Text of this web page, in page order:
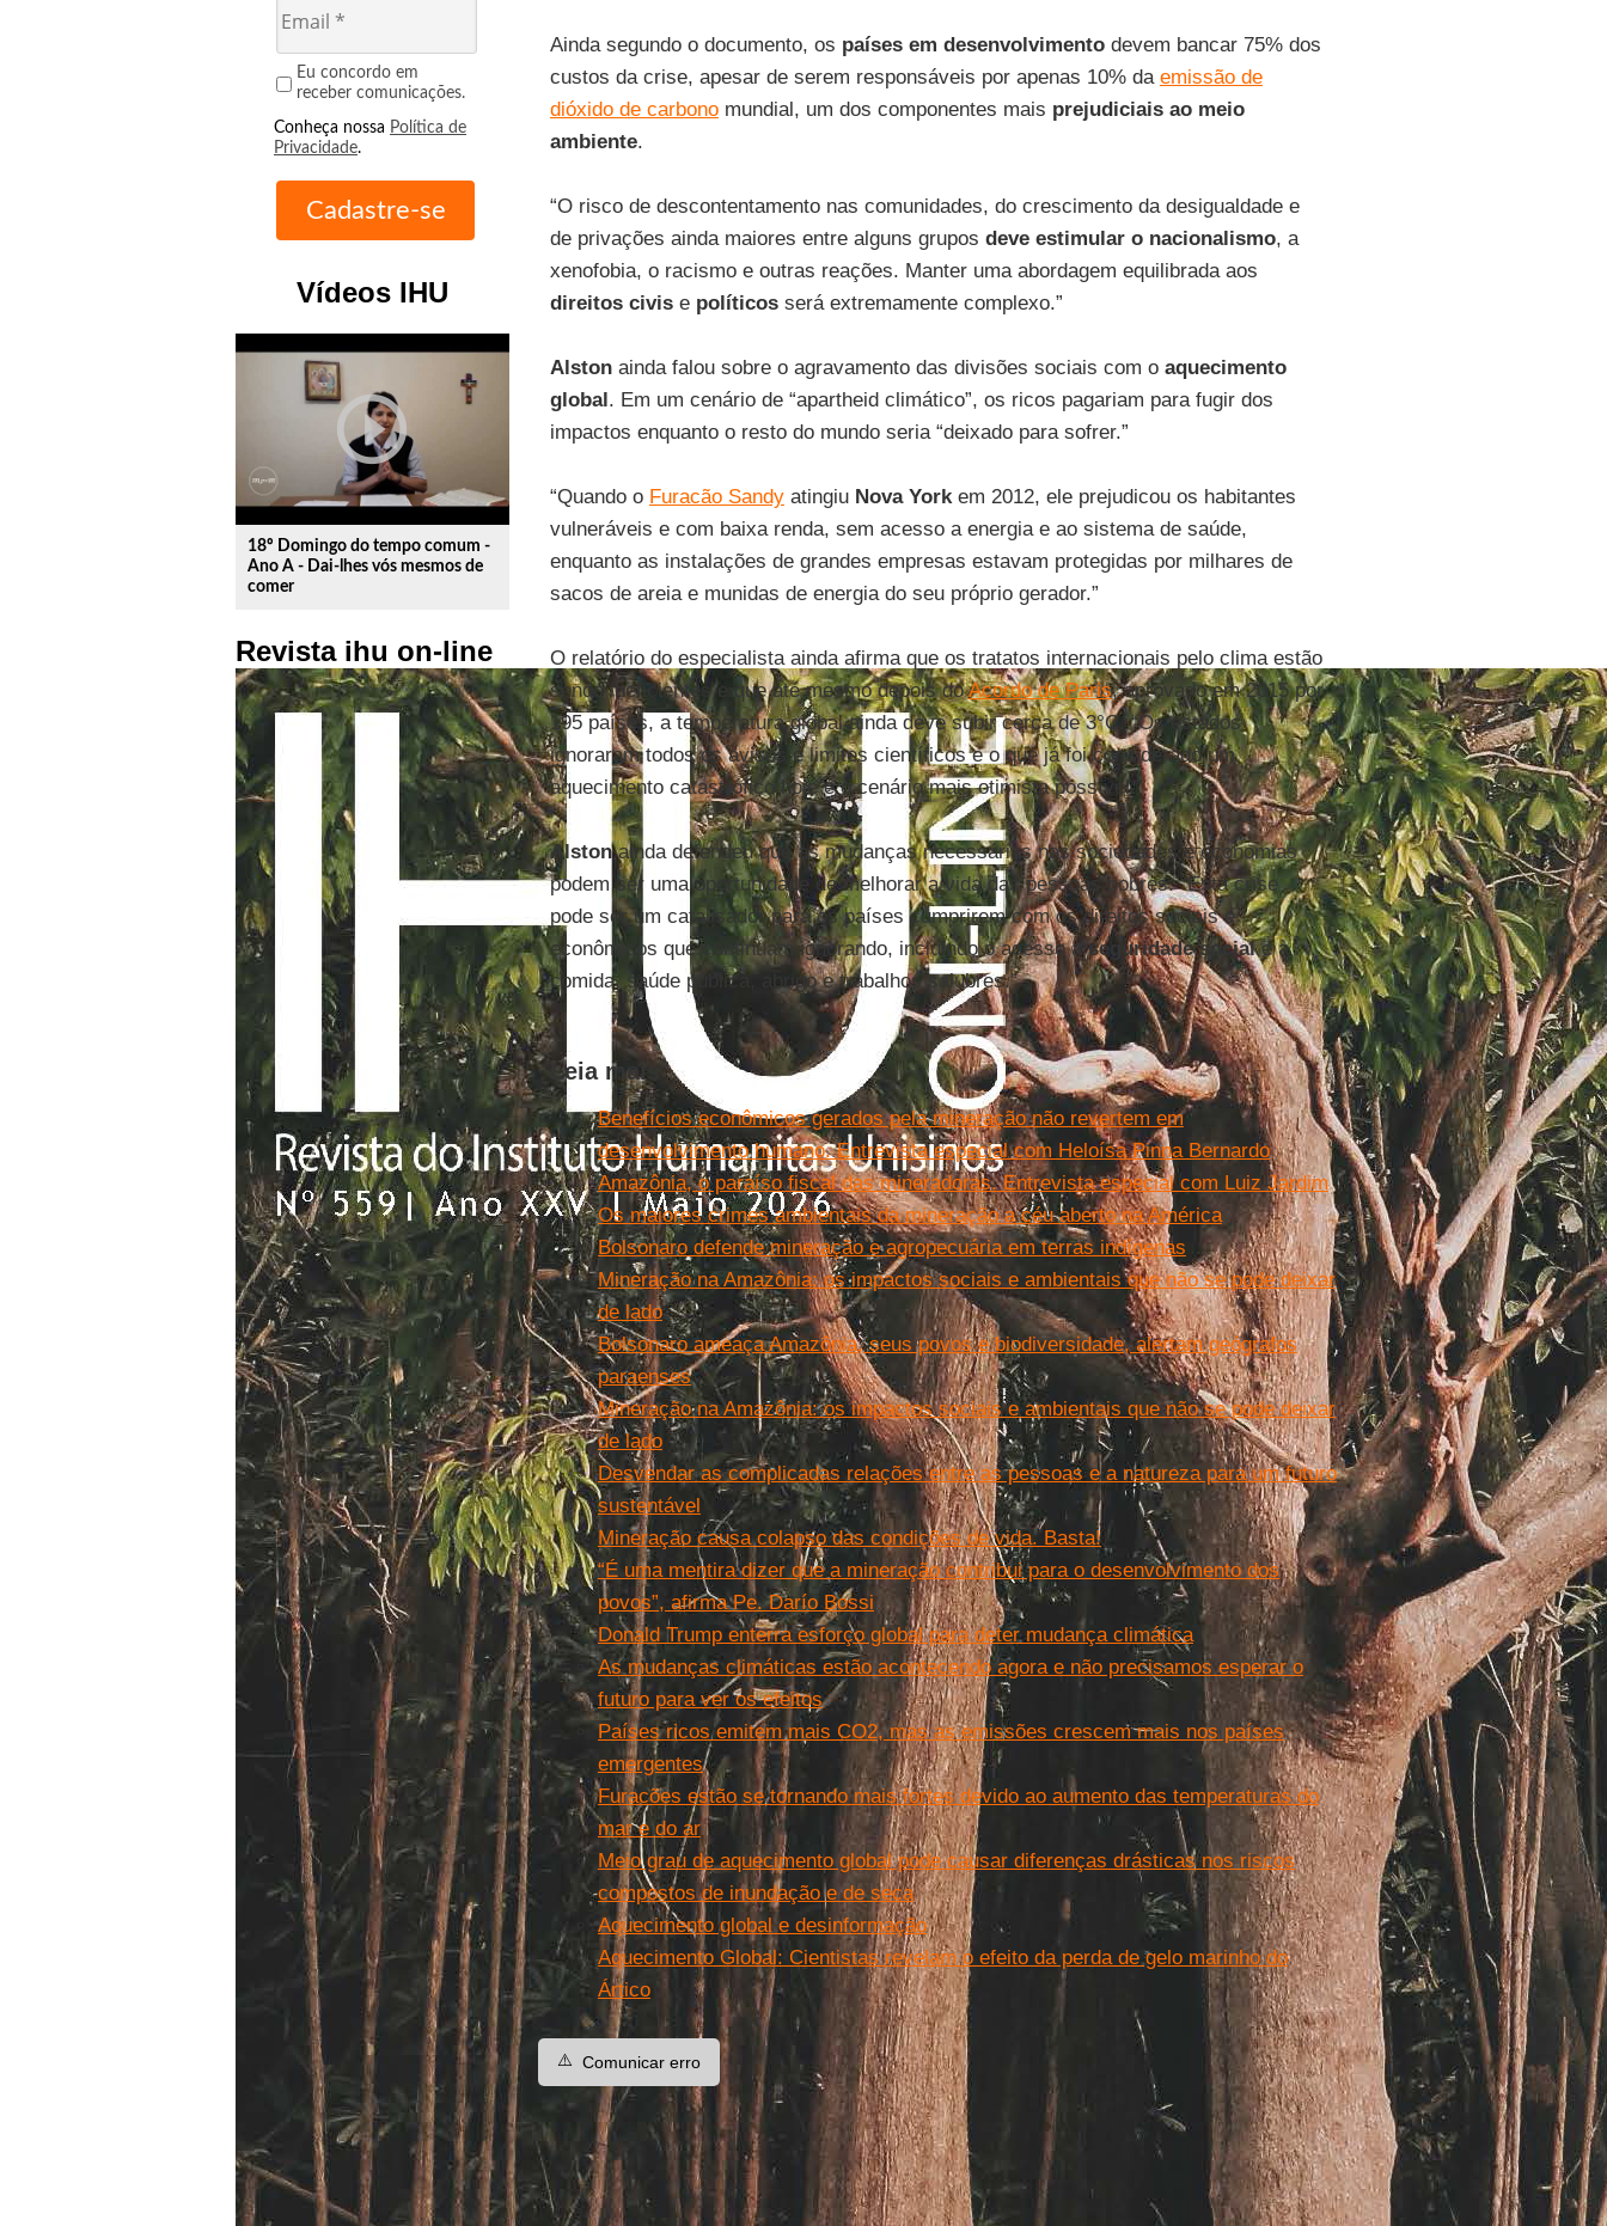
Eu concordo em
receber comunicações.
Conheça nossa Política de
Privacidade.
Vídeos IHU
play_circle_outline
18º Domingo do tempo comum -
Ano A - Dai-lhes vós mesmos de
comer
Revista ihu on-line
Ainda segundo o documento, os países em desenvolvimentodevem bancar 75% dos
custos da crise, apesar de serem responsáveis por apenas 10% da emissão de
dióxido de carbonomundial, um dos componentes mais prejudiciais ao meio
ambiente.
“O risco de descontentamento nas comunidades, do crescimento da desigualdade e
de privações ainda maiores entre alguns grupos deve estimular o nacionalismo, a
xenofobia, o racismo e outras reações. Manter uma abordagem equilibrada aos
direitos civise políticosserá extremamente complexo.”
Alstonainda falou sobre o agravamento das divisões sociais com o aquecimento
global. Em um cenário de “apartheid climático”, os ricos pagariam para fugir dos
impactos enquanto o resto do mundo seria “deixado para sofrer.”
“Quando o Furacão Sandyatingiu Nova Yorkem 2012, ele prejudicou os habitantes
vulneráveis e com baixa renda, sem acesso a energia e ao sistema de saúde,
enquanto as instalações de grandes empresas estavam protegidas por milhares de
sacos de areia e munidas de energia do seu próprio gerador.”
O relatório do especialista ainda afirma que os tratatos internacionais pelo clima estão
sendo ineficientes e que até mesmo depois doAcordo de Paris, aprovado em 2015 por
195 países, a temperatura global ainda deve subir cerca de 3°C. “Os estados
ignoraram todos os avisos e limites científicos e o que já foi considerado um
aquecimento catastrófico hoje é o cenário mais otimista possível.”
Alstonainda defendeu que as mudanças necessárias nas sociedades e economias
podem ser uma oportunidade de melhorar a vida das pessoas pobres. “Esta crise
pode ser um catalisador para os países cumprirem com os direitos sociais e
econômicos que continuam ignorando, incluindo o acesso aseguridade sociale à
comida, saúde pública, abrigo e trabalhos salubres.”
Leia mais
Benefícios econômicos gerados pela mineração não revertem em
desenvolvimento humano. Entrevista especial com Heloísa Pinna Bernardo
Amazônia, o paraíso fiscal das mineradoras. Entrevista especial com Luiz Jardim
Os maiores crimes ambientais da mineração a céu aberto na América
Bolsonaro defende mineração e agropecuária em terras indígenas
Mineração na Amazônia: os impactos sociais e ambientais que não se pode deixar
de lado
Bolsonaro ameaça Amazônia, seus povos e biodiversidade, alertam geógrafos
paraenses
Mineração na Amazônia: os impactos sociais e ambientais que não se pode deixar
de lado
Desvendar as complicadas relações entre as pessoas e a natureza para um futuro
sustentável
Mineração causa colapso das condições de vida. Basta!
“É uma mentira dizer que a mineração contribui para o desenvolvimento dos
povos”, afirma Pe. Darío Bossi
Donald Trump enterra esforço global para deter mudança climática
As mudanças climáticas estão acontecendo agora e não precisamos esperar o
futuro para ver os efeitos
Países ricos emitem mais CO2, mas as emissões crescem mais nos países
emergentes
Furacões estão se tornando mais fortes devido ao aumento das temperaturas do
mar e do ar
Meio grau de aquecimento global pode causar diferenças drásticas nos riscos
compostos de inundação e de seca
Aquecimento global e desinformação
Aquecimento Global: Cientistas revelam o efeito da perda de gelo marinho do
Ártico
⚠️ Comunicar erro